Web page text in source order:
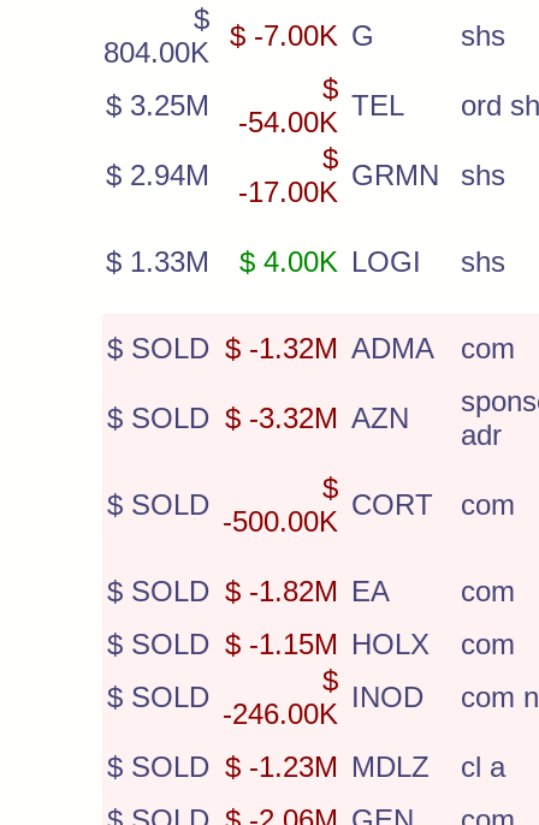
$
804.00K
$ -7.00K G shs
$ 3.25M
$
-54.00K
TEL ord
$ 2.94M
$
-17.00K
GRMN shs
$ 1.33M $ 4.00K LOGI shs
$ SOLD $ -1.32M ADMA com
$ SOLD $ -3.32M AZN
adr
$ SOLD
$
-500.00K
CORT com
$ SOLD $ -1.82M EA
com
$ SOLD $ -1.15M HOLX
com
$ SOLD
$
-246.00K
INOD com
$ SOLD $ -1.23M MDLZ
cl a